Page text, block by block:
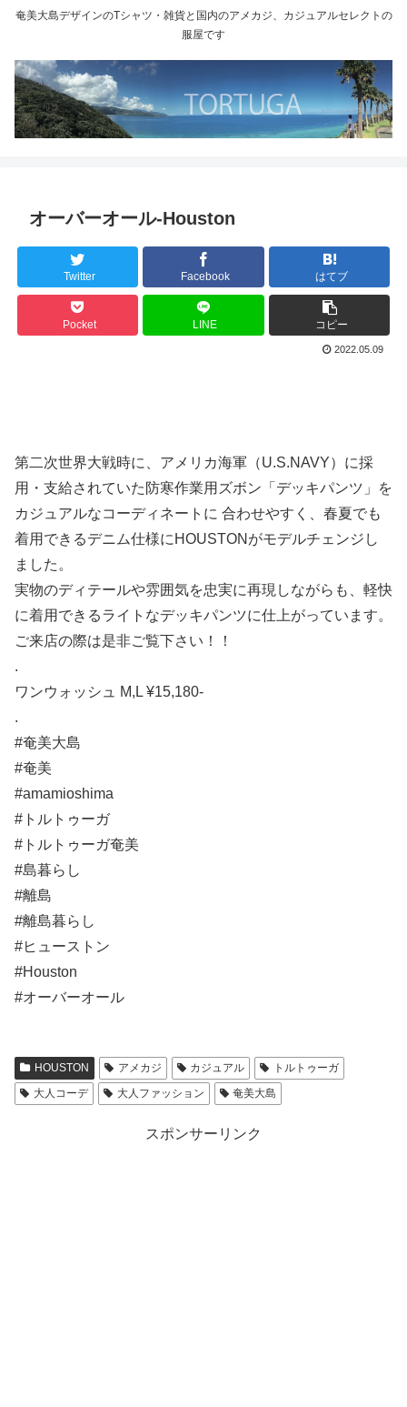
奄美大島デザインのTシャツ・雑貨と国内のアメカジ、カジュアルセレクトの
服屋です
オーバーオール-Houston
Twitter Facebook はてブ
Pocket LINE コピー
2022.05.09
第二次世界大戦時に、アメリカ海軍（U.S.NAVY）に採
用・支給されていた防寒作業用ズボン「デッキパンツ」を
カジュアルなコーディネートに 合わせやすく、春夏でも
着用できるデニム仕様にHOUSTONがモデルチェンジし
ました。
実物のディテールや雰囲気を忠実に再現しながらも、軽快
に着用できるライトなデッキパンツに仕上がっています。
ご来店の際は是非ご覧下さい！！
.
ワンウォッシュ M,L ¥15,180-
.
#奄美大島
#奄美
#amamioshima
#トルトゥーガ
#トルトゥーガ奄美
#島暮らし
#離島
#離島暮らし
#ヒューストン
#Houston
#オーバーオール
HOUSTON アメカジ カジュアル
トルトゥーガ
大人コーデ
大人ファッション 奄美大島
スポンサーリンク